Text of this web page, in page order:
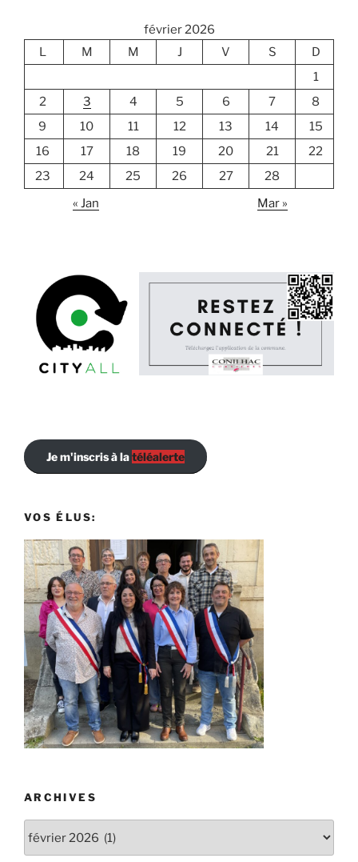
février 2026
L
M M J V S
D
1
2
3 4 5 6 7
8
9
10 11 12 13 14
15
16
17 18 19 20 21
22
23
24 25 26 27
28
« Jan
Mar »
Je m'inscris à latéléalerte
VOS ÉLUS:
ARCHIVES